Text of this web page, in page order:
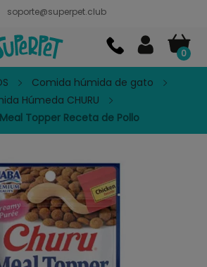
soporte@superpet.club
0
Comida húmida de gato
Húmeda CHURU
Topper Receta de Pollo
comida para mascotas
- En Google Play